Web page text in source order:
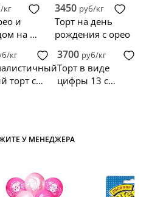
кг
и
на 21
3450 руб/кг
Торт на день
рождения с орео
кг
торт с
3700 руб/кг
Торт в виде
цифры 13 с
У МЕНЕДЖЕРА